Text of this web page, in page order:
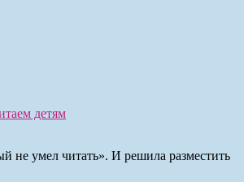
детям
не умел читать». И решила разместить